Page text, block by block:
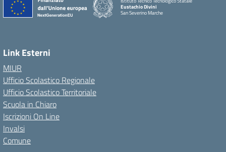
Eustachio Divini
San Severino Marche
Link Esterni
MIUR
Ufficio Scolastico Regionale
Ufficio Scolastico Territoriale
Scuola in Chiaro
Iscrizioni On Line
Invalsi
Comune